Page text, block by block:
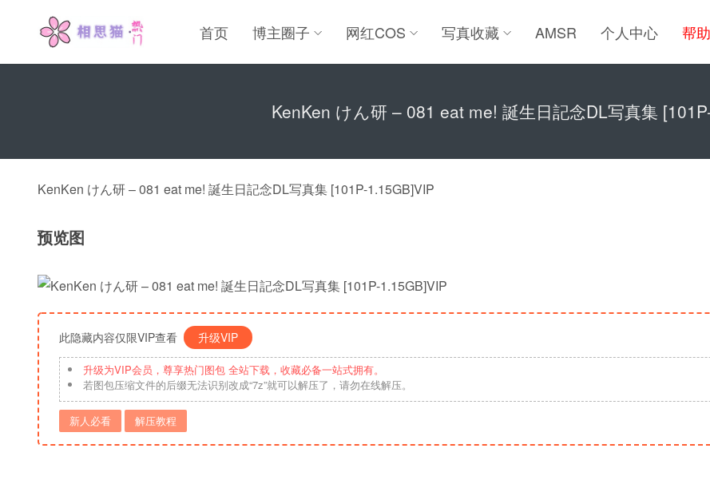
首页 博主圈子 网红COS 写真收藏 AMSR 个人中心 帮助
KenKen けん研 – 081 eat me! 誕生日記念DL写真集
KenKen けん研 – 081 eat me! 誕生日記念DL写真集 [101P-1.15GB]VIP
预览图
此隐藏内容仅限VIP查看 升级VIP
升级为VIP会员，尊享热门图包 全站下载，收藏必备一站式拥有。
若图包压缩文件的后缀无法识别改成“7z”就可以解压了，请勿在线解压。
新人必看 解压教程